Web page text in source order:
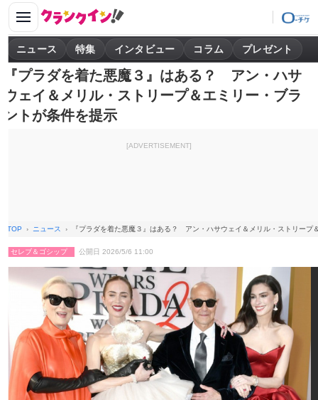
ニュース 特集 インタビュー コラム プレゼント
『プラダを着た悪魔３』はある？ アン・ハサ
ウェイ＆メリル・ストリープ＆エミリー・ブラ
ントが条件を提示
[ADVERTISEMENT]
TOP ニュース 『プラダを着た悪魔３』はある？ アン・ハサウェイ＆メリル・ストリープ
セレブ＆ゴシップ 公開日 2026/5/6 11:00